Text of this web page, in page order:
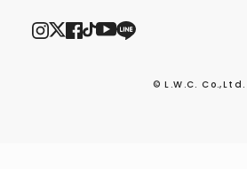
© L.W.C. Co.,Ltd.